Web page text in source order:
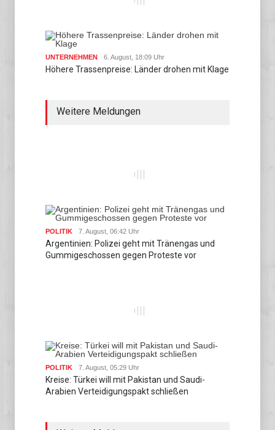
UNTERNEHMEN 6. August, 18:09 Uhr
Höhere Trassenpreise: Länder drohen mit Klage
Weitere Meldungen
POLITIK 7. August, 06:42 Uhr
Argentinien: Polizei geht mit Tränengas und
Gummigeschossen gegen Proteste vor
POLITIK 7. August, 05:29 Uhr
Kreise: Türkei will mit Pakistan und Saudi-
Arabien Verteidigungspakt schließen